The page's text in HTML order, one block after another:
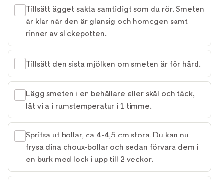
Tillsätt ägget sakta samtidigt som du rör. Smeten
är klar när den är glansig och homogen samt
rinner av slickepotten.
Tillsätt den sista mjölken om smeten är för hård.
Lägg smeten i en behållare eller skål och täck,
låt vila i rumstemperatur i 1 timme.
Spritsa ut bollar, ca 4-4,5 cm stora. Du kan nu
frysa dina choux-bollar och sedan förvara dem i
en burk med lock i upp till 2 veckor.